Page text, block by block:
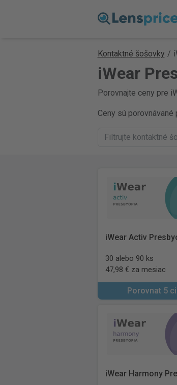
Kontaktné šošovky /
iWear
Porovnajte ceny pre
Ceny sú
iWear Activ
30 alebo 90 ks
47,98 € za mesiac
Porovnat 5
iWear Harmony